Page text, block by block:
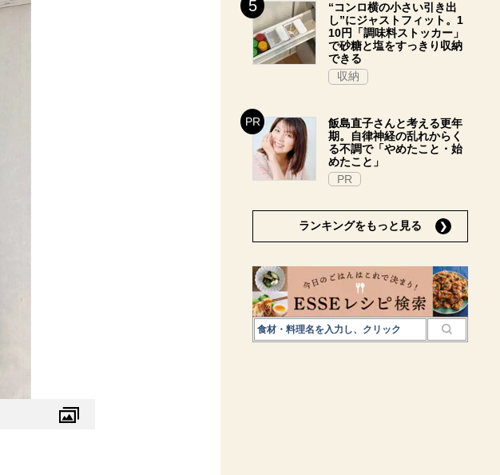
“コンロ横の小さい引き出
し”にジャストフィット。1
10円「調味料ストッカー」
で砂糖と塩をすっきり収納
できる
収納
飯島直子さんと考える更年
期。自律神経の乱れからく
る不調で「やめたこと・始
めたこと」
PR
ランキングをもっと見る